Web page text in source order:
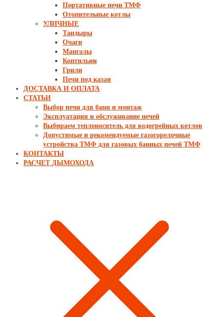
Портативные печи ТМФ
Отопительные котлы
УЛИЧНЫЕ
Тандыры
Очаги
Мангалы
Коптильни
Грили
Печи под казан
ДОСТАВКА И ОПЛАТА
СТАТЬИ
Выбор печи для бани и монтаж
Эксплуатация и обслуживание печей
Выбираем теплоноситель для водогрейных котлов
Допустимые и рекомендуемые газогорелочные
устройства ТМФ для газовых банных печей ТМФ
КОНТАКТЫ
РАСЧЕТ ДЫМОХОДА